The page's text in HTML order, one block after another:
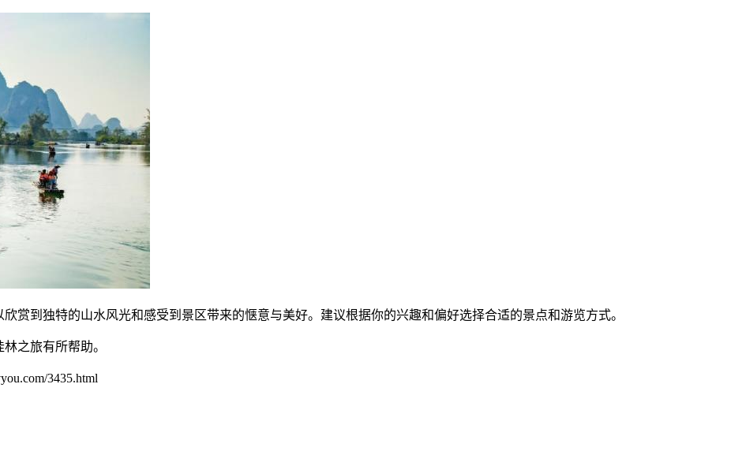
赏到独特的山水风光和感受到景区带来的惬意与美好。建议根据你的兴趣和偏好选择合适的景点和游览方式。
之旅有所帮助。
3435.html